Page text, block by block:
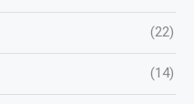
(22)
(14)